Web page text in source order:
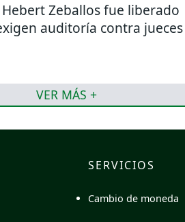
Hebert Zeballos fue liberado
auditoría contra jueces
VER MÁS +
SERVICIOS
Cambio de moneda